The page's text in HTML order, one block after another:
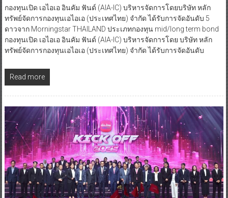
กองทุนเปิด เอไอเอ อินคัม ฟันด์ (AIA-IC) บริหารจัดการโดยบริษัท หลัก
ทรัพย์จัดการกองทุนเอไอเอ (ประเทศไทย) จำกัด ได้รับการจัดอันดับ 5
ดาวจาก Morningstar THAILAND ประเภทกองทุน mid/long term bond
กองทุนเปิด เอไอเอ อินคัม ฟันด์ (AIA-IC) บริหารจัดการโดย บริษัท หลัก
ทรัพย์จัดการกองทุนเอไอเอ (ประเทศไทย) จำกัด ได้รับการจัดอันดับ
Read more